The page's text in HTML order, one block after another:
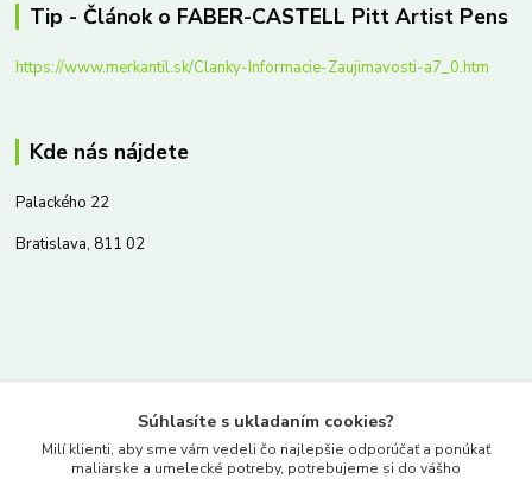
Tip - Článok o FABER-CASTELL Pitt Artist Pens
https://www.merkantil.sk/Clanky-Informacie-Zaujimavosti-a7_0.htm
Kde nás nájdete
Palackého 22
Bratislava, 811 02
www.merkantil.sk
Súhlasíte s ukladaním cookies?
Milí klienti, aby sme vám vedeli čo najlepšie odporúčať a ponúkať
maliarske a umelecké potreby, potrebujeme si do vášho